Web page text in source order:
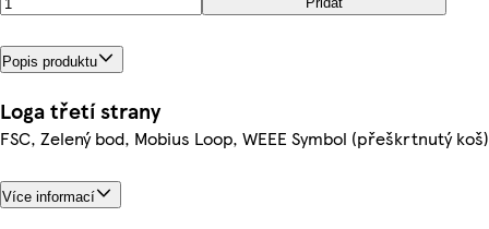
Popis produktu
Loga třetí strany
FSC, Zelený bod, Mobius Loop, WEEE Symbol (přeškrtnutý koš)
Více informací